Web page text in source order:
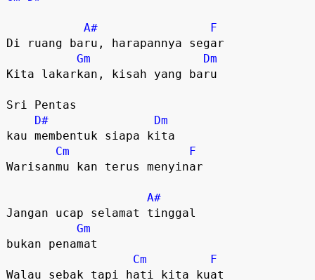
A#
F
Di ruang baru, harapannya segar
Gm
Dm
Kita lakarkan, kisah yang baru
Sri Pentas
D#
Dm
kau membentuk siapa kita
Cm
F
Warisanmu kan terus menyinar
A#
Jangan ucap selamat tinggal
Gm
bukan penamat
Cm
F
Walau sebak tapi hati kita kuat